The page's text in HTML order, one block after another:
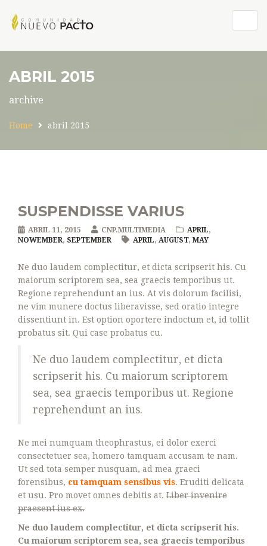
ABRIL 2015
archive
Home abril 2015
SUSPENDISSE VARIUS
ABRIL 11, 2015 CNP.MULTIMEDIA APRIL,
NOWEMBER, SEPTEMBER APRIL, AUGUST, MAY
Ne duo laudem complectitur, et dicta scripserit his. Cu
maiorum scriptorem sea, sea graecis temporibus ut.
Regione reprehendunt an ius. At vis dolorum facilisi,
ne vim munere doctus liberavisse, sed oratio integre
dissentiunt in. Est option oportere indoctum et, id tollit
probatus sit. Qui case probatus cu.
Ne duo laudem complectitur, et dicta
scripserit his. Cu maiorum scriptorem
sea, sea graecis temporibus ut. Regione
reprehendunt an ius.
Ne mei numquam theophrastus, ei dolor exerci
consectetuer sea, homero tamquam accusam te nam.
Ut sed tota semper nusquam, ad mea graeci
forensibus, cu tamquam sensibus vis. Eruditi delicata
et usu. Pro movet omnes debitis at. Liber invenire
praesent ius ex.
Ne duo laudem complectitur, et dicta scripserit his.
Cu maiorum scriptorem sea, sea graecis temporibus